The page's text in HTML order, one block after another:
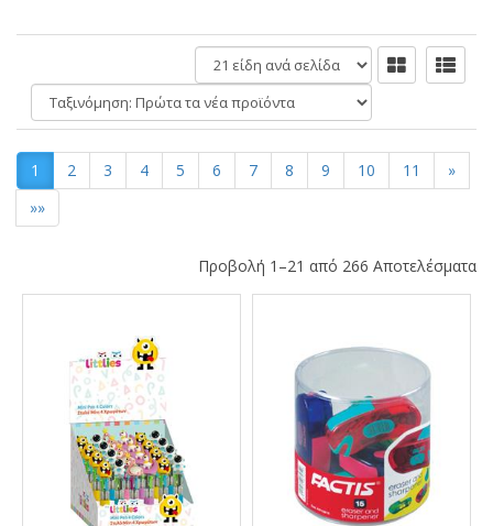
είδη
ανά
σελίδα
Ταξινόμηση:
1 2 3 4 5 6 7 8 9 10 11
»
»»
Προβολή 1–21 από 266 Αποτελέσματα
Αποτελέσματα